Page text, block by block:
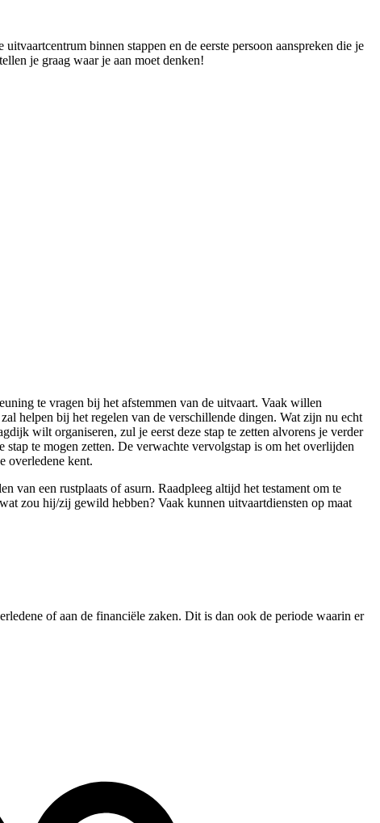
binnen stappen en de eerste persoon aanspreken die je
je graag waar je aan moet denken!
te vragen bij het afstemmen van de uitvaart. Vaak willen
helpen bij het regelen van de verschillende dingen. Wat zijn nu echt
wilt organiseren, zul je eerst deze stap te zetten alvorens je verder
te mogen zetten. De verwachte vervolgstap is om het overlijden
overledene kent.
van een rustplaats of asurn. Raadpleeg altijd het testament om te
zou hij/zij gewild hebben? Vaak kunnen uitvaartdiensten op maat
of aan de financiële zaken. Dit is dan ook de periode waarin er